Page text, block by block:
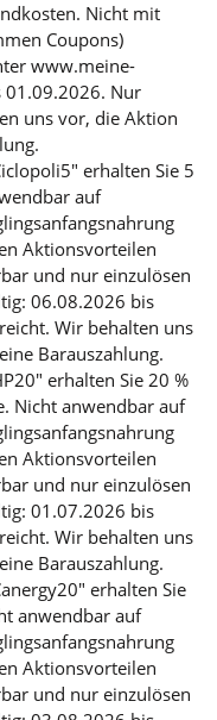
Nicht mit
Coupons)
www.meine-
01.09.2026. Nur
uns vor, die Aktion
erhalten Sie 5
auf
Aktionsvorteilen
und nur einzulösen
06.08.2026 bis
Wir behalten uns
Barauszahlung.
erhalten Sie 20 %
Nicht anwendbar auf
Aktionsvorteilen
und nur einzulösen
01.07.2026 bis
Wir behalten uns
Barauszahlung.
erhalten Sie
anwendbar auf
Aktionsvorteilen
und nur einzulösen